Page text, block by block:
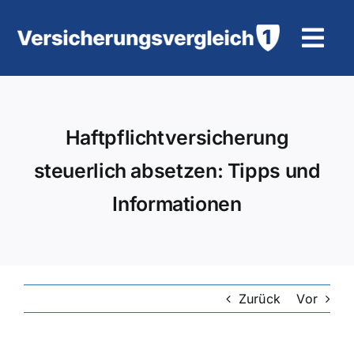
Inhalt
KFZ-Versicherung
Haftpflichtversicherung
steuerlich absetzen: Tipps und
Informationen
Zurück Vor